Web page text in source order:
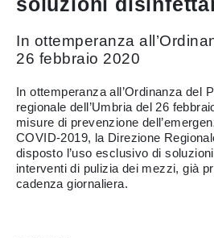
In ottemperanza
26 febbraio 2020
In ottemperanza all’Ordinanza del
regionale dell’Umbria del 26
misure di prevenzione
COVID-2019, la Direzione
disposto l’uso esclusivo di
interventi di pulizia dei mezzi, già
cadenza giornaliera.